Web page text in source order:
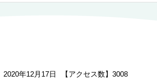
2020年12月17日 【アクセス数】 3008